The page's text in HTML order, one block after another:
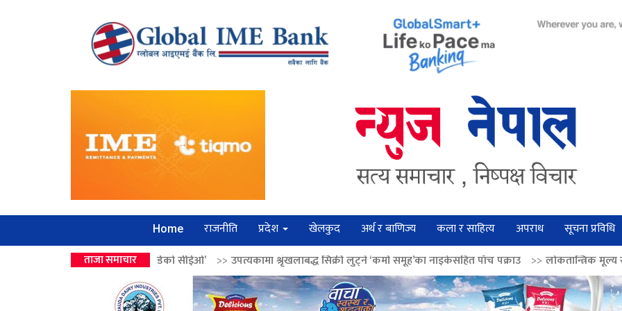
Home राजनीति प्रदेश खेलकुद अर्थ र बाणिज्य कला र साहित्य अपराध सूचना प्रविधि
ताजा समाचार
‘लगानी बोर्डको सीईओ’ >> उपत्यकामा श्रृंखलाबद्ध सिक्री लुट्ने ‘कर्मा समूह’का नाइकेसहित पाँच पक्राउ >>लोकतान्त्रिक मूल्य सुदृढ बनाउन अग्रज